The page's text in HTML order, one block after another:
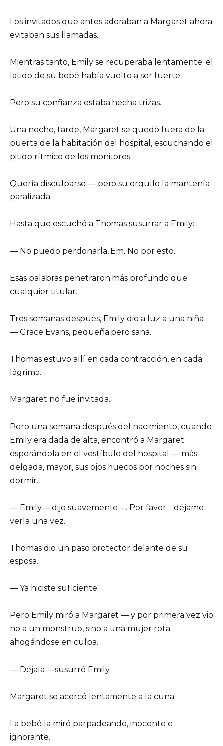
Los invitados que antes adoraban a Margaret ahora
evitaban sus llamadas.
Mientras tanto, Emily se recuperaba lentamente; el
latido de su bebé había vuelto a ser fuerte.
Pero su confianza estaba hecha trizas.
Una noche, tarde, Margaret se quedó fuera de la
puerta de la habitación del hospital, escuchando el
pitido rítmico de los monitores.
Quería disculparse — pero su orgullo la mantenía
paralizada.
Hasta que escuchó a Thomas susurrar a Emily:
— No puedo perdonarla, Em. No por esto.
Esas palabras penetraron más profundo que
cualquier titular.
Tres semanas después, Emily dio a luz a una niña
— Grace Evans, pequeña pero sana.
Thomas estuvo allí en cada contracción, en cada
lágrima.
Margaret no fue invitada.
Pero una semana después del nacimiento, cuando
Emily era dada de alta, encontró a Margaret
esperándola en el vestíbulo del hospital — más
delgada, mayor, sus ojos huecos por noches sin
dormir.
— Emily —dijo suavemente—. Por favor… déjame
verla una vez.
Thomas dio un paso protector delante de su
esposa.
— Ya hiciste suficiente.
Pero Emily miró a Margaret — y por primera vez vio
no a un monstruo, sino a una mujer rota
ahogándose en culpa.
— Déjala —susurró Emily.
Margaret se acercó lentamente a la cuna.
La bebé la miró parpadeando, inocente e
ignorante.